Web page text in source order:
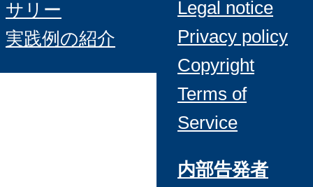
サリー
実践例の紹介
Legal notice
Privacy policy
Copyright
Terms of
Service
内部告発者